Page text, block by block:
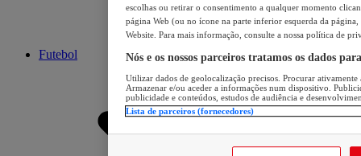
Futebol
escolhas ou retirar o consentimento a qualquer momento
página Web (ou no ícone na parte inferior esquerda da página,
Website. Para mais informação, consulte a nossa política de
Nós e os nossos parceiros tratamos os dados
Utilizar dados de geolocalização precisos. Procurar
Armazenar e/ou aceder a informações num dispositivo.
publicidade e conteúdos, estudos de audiência e
Lista de parceiros (fornecedores)